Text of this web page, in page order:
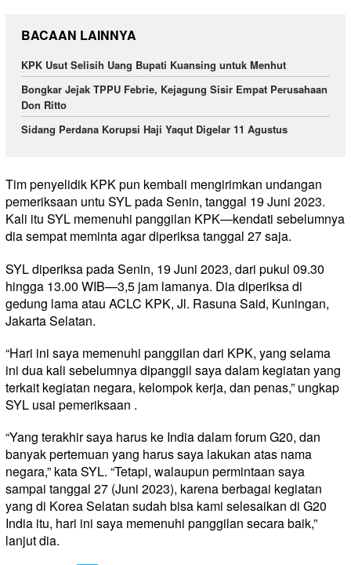
BACAAN LAINNYA
KPK Usut Selisih Uang Bupati Kuansing untuk Menhut
Bongkar Jejak TPPU Febrie, Kejagung Sisir Empat Perusahaan
Don Ritto
Sidang Perdana Korupsi Haji Yaqut Digelar 11 Agustus
Tim penyelidik KPK pun kembali mengirimkan undangan
pemeriksaan untu SYL pada Senin, tanggal 19 Juni 2023.
Kali itu SYL memenuhi panggilan KPK—kendati sebelumnya
dia sempat meminta agar diperiksa tanggal 27 saja.
SYL diperiksa pada Senin, 19 Juni 2023, dari pukul 09.30
hingga 13.00 WIB—3,5 jam lamanya. Dia diperiksa di
gedung lama atau ACLC KPK, Jl. Rasuna Said, Kuningan,
Jakarta Selatan.
“Hari ini saya memenuhi panggilan dari KPK, yang selama
ini dua kali sebelumnya dipanggil saya dalam kegiatan yang
terkait kegiatan negara, kelompok kerja, dan penas,” ungkap
SYL usai pemeriksaan .
“Yang terakhir saya harus ke India dalam forum G20, dan
banyak pertemuan yang harus saya lakukan atas nama
negara,” kata SYL. “Tetapi, walaupun permintaan saya
sampai tanggal 27 (Juni 2023), karena berbagai kegiatan
yang di Korea Selatan sudah bisa kami selesaikan di G20
India itu, hari ini saya memenuhi panggilan secara baik,”
lanjut dia.